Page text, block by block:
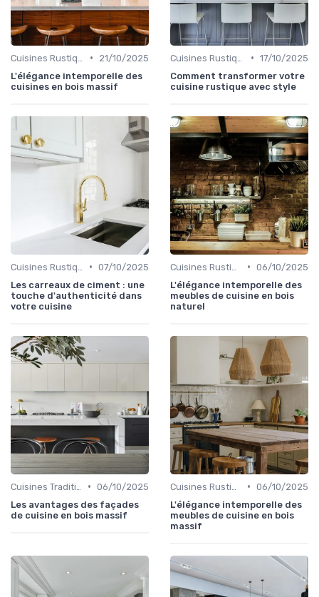
•
21/10/2025
L'élégance intemporelle des
cuisines en bois massif
• 17/10/2025
Comment transformer votre
cuisine rustique avec style
• 07/10/2025
Les carreaux de ciment : une
touche d'authenticité dans
votre cuisine
• 06/10/2025
L'élégance intemporelle des
meubles de cuisine en bois
naturel
• 06/10/2025
Les avantages des façades
de cuisine en bois massif
• 06/10/2025
L'élégance intemporelle des
meubles de cuisine en bois
massif